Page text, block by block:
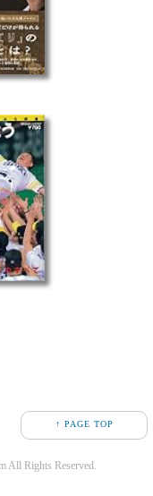
↑ PAGE TOP
All Rights Reserved.